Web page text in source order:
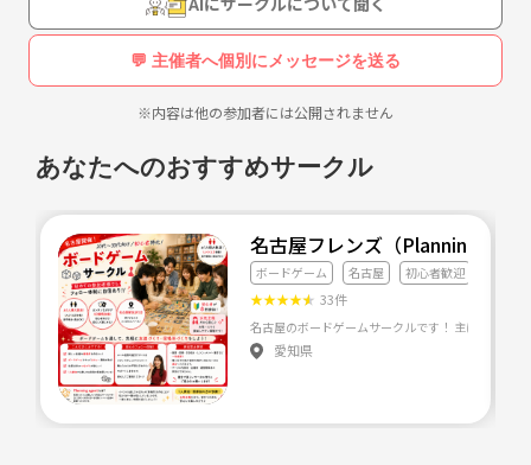
💬 主催者へ個別にメッセージを送る
※内容は他の参加者には公開されません
あなたへのおすすめサークル
名古屋フレンズ（Planning
ボードゲーム 名古屋 初心者歓迎
★★★★★ 33件
愛知県